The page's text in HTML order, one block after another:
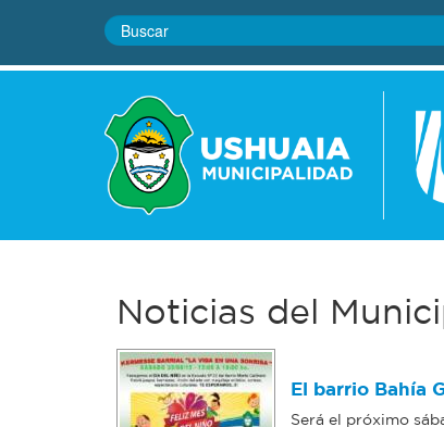
Noticias del
El barrio Bahía
Será el próximo